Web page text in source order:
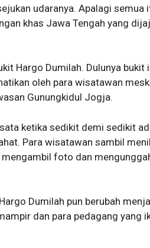
udaranya. Apalagi semua
khas Jawa Tengah yang
Hargo Dumilah. Dulunya bukit
oleh para wisatawan
Gunungkidul Jogja.
ketika sedikit demi sedikit
Para wisatawan sambil
foto dan
Dumilah pun berubah
dan para pedagang yang